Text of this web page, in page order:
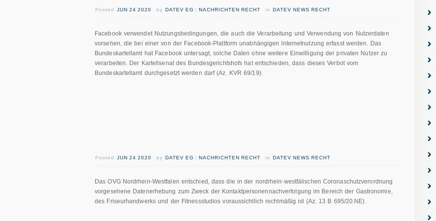
Posted JUN 24 2020 by DATEV EG : NACHRICHTEN RECHT in DATEV NEWS RECHT
Facebook verwendet Nutzungsbedingungen, die auch die Verarbeitung und Verwendung von Nutzerdaten
vorsehen, die bei einer von der Facebook-Plattform unabhängigen Internetnutzung erfasst werden. Das
Bundeskartellamt hat Facebook untersagt, solche Daten ohne weitere Einwilligung der privaten Nutzer zu
verarbeiten. Der Kartellsenat des Bundesgerichtshofs hat entschieden, dass dieses Verbot vom
Bundeskartellamt durchgesetzt werden darf (Az. KVR 69/19).
Posted JUN 24 2020 by DATEV EG : NACHRICHTEN RECHT in DATEV NEWS RECHT
Das OVG Nordrhein-Westfalen entschied, dass die in der nordrhein-westfälischen Coronaschutzverordnung
vorgesehene Datenerhebung zum Zweck der Kontaktpersonennachverfolgung im Bereich der Gastronomie,
des Friseurhandwerks und der Fitnessstudios voraussichtlich rechtmäßig ist (Az. 13 B 695/20.NE).